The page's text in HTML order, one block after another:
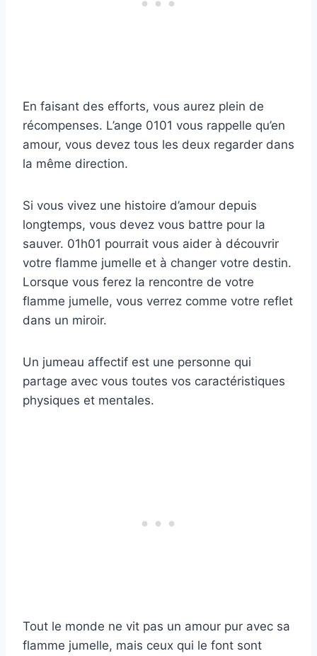
En faisant des efforts, vous aurez plein de
récompenses. L’ange 0101 vous rappelle qu’en
amour, vous devez tous les deux regarder dans
la même direction.
Si vous vivez une histoire d’amour depuis
longtemps, vous devez vous battre pour la
sauver. 01h01 pourrait vous aider à découvrir
votre flamme jumelle et à changer votre destin.
Lorsque vous ferez la rencontre de votre
flamme jumelle, vous verrez comme votre reflet
dans un miroir.
Un jumeau affectif est une personne qui
partage avec vous toutes vos caractéristiques
physiques et mentales.
Tout le monde ne vit pas un amour pur avec sa
flamme jumelle, mais ceux qui le font sont